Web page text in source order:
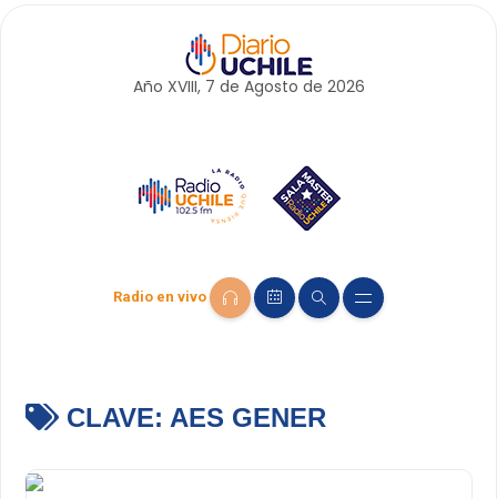
Año XVIII, 7 de Agosto de 2026
Radio en vivo
CLAVE: AES GENER